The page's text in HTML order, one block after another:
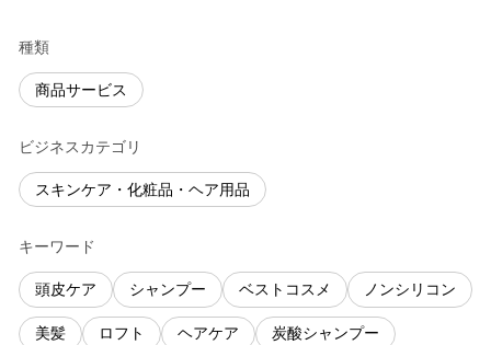
種類
商品サービス
ビジネスカテゴリ
スキンケア・化粧品・ヘア用品
キーワード
頭皮ケア シャンプー ベストコスメ ノンシリコン
美髪 ロフト ヘアケア 炭酸シャンプー